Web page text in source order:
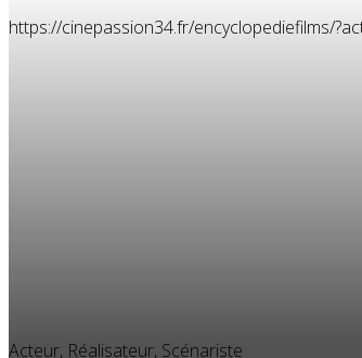
https://cinepassion34.fr/encyclopediefilms/
Acteur, Réalisateur, Scénariste